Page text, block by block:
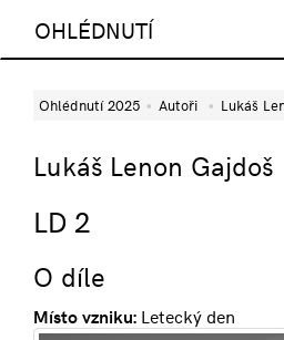
OHLÉDNUTÍ
Ohlédnutí 2025 Autoři Lukáš
Lukáš Lenon Gajdoš
LD 2
O díle
Místo vzniku: Letecký den